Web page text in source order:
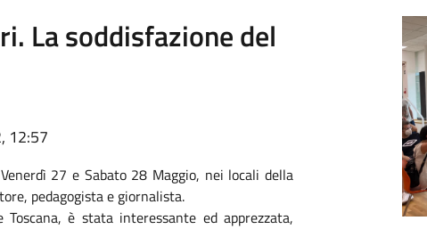
La soddisfazione del
12:57
27 e Sabato 28 Maggio, nei locali della
pedagogista e giornalista.
è stata interessante ed apprezzata,